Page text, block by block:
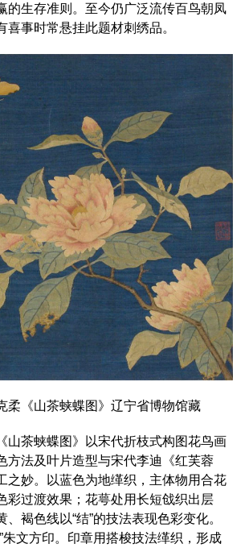
的生存准则。至今仍广泛流传百鸟朝凤
喜事时常悬挂此题材刺绣品。
柔《山茶蛱蝶图》辽宁省博物馆藏
茶蛱蝶图》以宋代折枝式构图花鸟画
方法及叶片造型与宋代李迪《红芙蓉
之妙。以蓝色为地缂织，主体物用合花
彩过渡效果；花萼处用长短戗织出层
、褐色线以“结”的技法表现色彩变化。
朱文方印。印章用搭梭技法缂织，形成